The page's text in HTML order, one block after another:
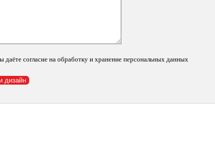
даёте согласие на обработку и хранение персональных данных